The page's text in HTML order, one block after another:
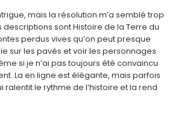
mais la résolution m’a semblé trop
descriptions sont Histoire de la Terre du
perdus vives qu’on peut presque
sur les pavés et voir les personnages
si je n’ai pas toujours été convaincu
La en ligne est élégante, mais parfois
le rythme de l’histoire et la rend